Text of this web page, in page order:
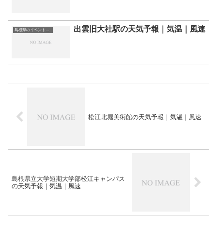
出雲旧大社駅の天気予報｜気温｜風速
松江北堀美術館の天気予報｜気温｜風速
島根県立大学短期大学部松江キャンパス
の天気予報｜気温｜風速